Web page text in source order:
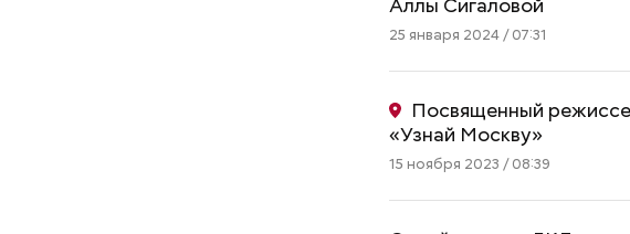
25 января 2024 / 07:31
Посвященный
«Узнай Москву»
15 ноября 2023 / 08:39